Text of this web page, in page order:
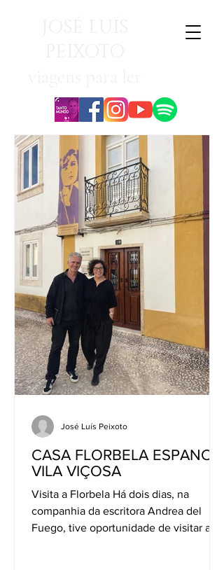
CASA FLORBELA ESPANCA,
VILA VIÇOSA
Visita a Florbela Há dois dias, na
companhia da escritora Andrea del
Fuego, tive oportunidade de visitar a
José Luís Peixoto